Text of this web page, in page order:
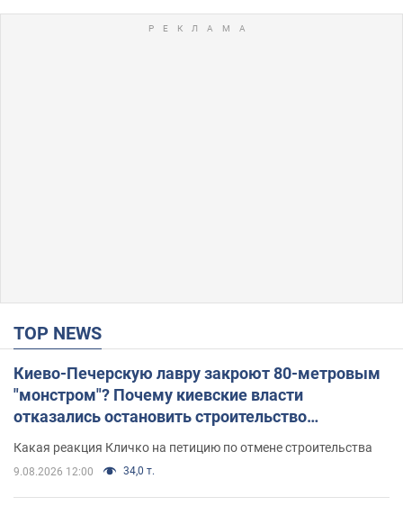
TOP NEWS
Киево-Печерскую лавру закроют 80-метровым
"монстром"? Почему киевские власти
отказались остановить строительство
Какая реакция Кличко на петицию по отмене строительства
9.08.2026 12:00 34,0 т.